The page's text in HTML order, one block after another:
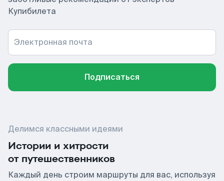
Купибилета
Электронная почта
Подписаться
Делимся классными идеями
Истории и хитрости
от путешественников
Каждый день строим маршруты для вас, используя